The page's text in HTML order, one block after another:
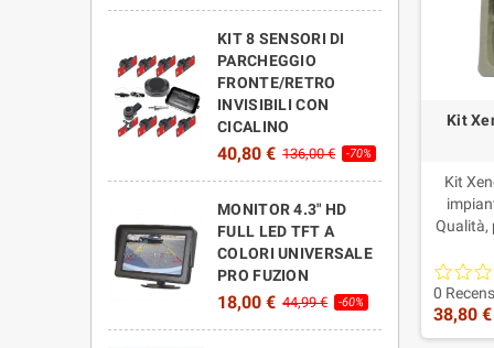
KIT 8 SENSORI DI
PARCHEGGIO
FRONTE/RETRO
INVISIBILI CON
CICALINO
40,80 € 136,00 € -70%
MONITOR 4.3" HD
FULL LED TFT A
COLORI UNIVERSALE
PRO FUZION
18,00 € 44,99 € -60%
Kit
Kit
Qualità,
Xenon
Fuzion: 2
0
38,80 €